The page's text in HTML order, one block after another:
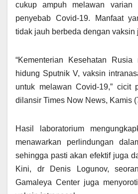
cukup ampuh melawan varian
penyebab Covid-19. Manfaat
tidak jauh berbeda dengan vaksin
“Kementerian Kesehatan Rusia
hidung Sputnik V, vaksin
untuk melawan Covid-19,” cicit
dilansir Times Now News, Kamis
Hasil laboratorium
menawarkan perlindungan
sehingga pasti akan efektif juga
Kini, dr Denis Logunov,
Gamaleya Center juga